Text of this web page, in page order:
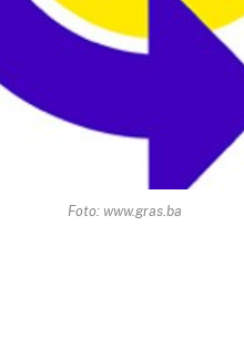
Foto: www.gras.ba